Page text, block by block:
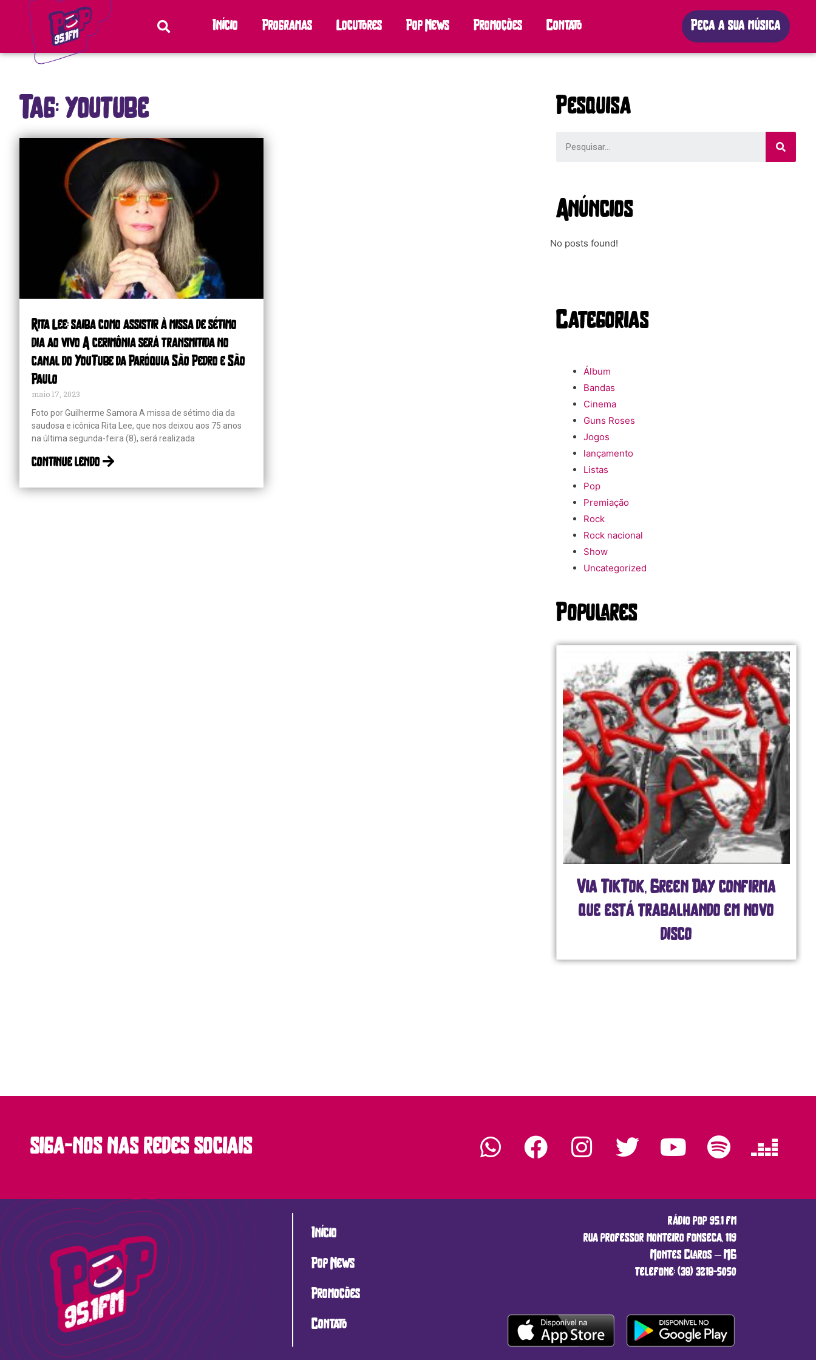
Início Programas Locutores Pop News Promoções Contato Peça a sua música
Tag: youtube
Rita Lee: saiba como assistir à missa de sétimo
dia ao vivo A cerimônia será transmitida no
canal do YouTube da Paróquia São Pedro e São
Paulo
maio 17, 2023
Foto por Guilherme Samora A missa de sétimo dia da
saudosa e icônica Rita Lee, que nos deixou aos 75 anos
na última segunda-feira (8), será realizada
continue lendo
Pesquisa
Anúncios
No posts found!
Categorias
Álbum
Bandas
Cinema
Guns Roses
Jogos
lançamento
Listas
Pop
Premiação
Rock
Rock nacional
Show
Uncategorized
Populares
Via TikTok, Green Day confirma
que está trabalhando em novo
disco
siga-nos nas redes sociais
Início
Pop News
Promoções
Contato
rádio pop 95.1 fm
rua professor monteiro fonseca, 119
Montes Claros – MG
telefone: (38) 3218-5050